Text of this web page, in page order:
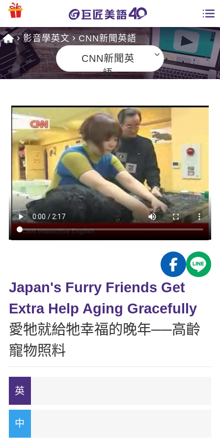
課程總覽
英文課程總表
英文會話
商用英文
英文檢定
TOEIC 多益課程
IELTS 雅思課程
能力養成
自然發音
開口溜英文
旅遊英文
基礎字彙
情境閱讀
英文文法技巧
特色課程
英語俱樂部
ECAM
Let's Talk
日語
韓語
西班牙語
外語即時通
更多
一對一家教
企業訓練
點讀筆教材
全國分校
免費資源
英文部落格
多益秒學堂
影音學英文
師資團隊
學習分享
學員故事
活動花絮
校園贊助
學員專區
Recruiting
影音學英文 CNN新聞英語
CNN新聞英
語
Japan's Furry Friends Get
Extra Help Aging Gracefully
愛牠就給牠幸福的晚年──高齡
寵物照料